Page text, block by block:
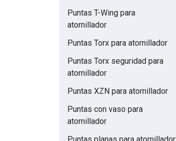
Puntas T-Wing para
atornillador
Puntas Torx para atornillador
Puntas Torx seguridad para
atornillador
Puntas XZN para atornillador
Puntas con vaso para
atornillador